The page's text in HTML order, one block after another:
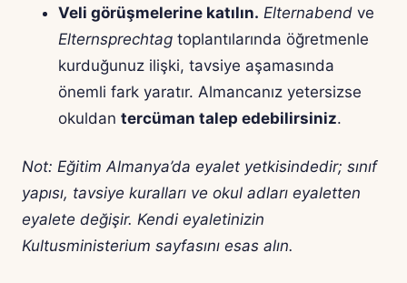
Veli görüşmelerine katılın. Elternabend ve
Elternsprechtag toplantılarında öğretmenle
kurduğunuz ilişki, tavsiye aşamasında
önemli fark yaratır. Almancanız yetersizse
okuldan tercüman talep edebilirsiniz.
Not: Eğitim Almanya’da eyalet yetkisindedir; sınıf
yapısı, tavsiye kuralları ve okul adları eyaletten
eyalete değişir. Kendi eyaletinizin
Kultusministerium sayfasını esas alın.